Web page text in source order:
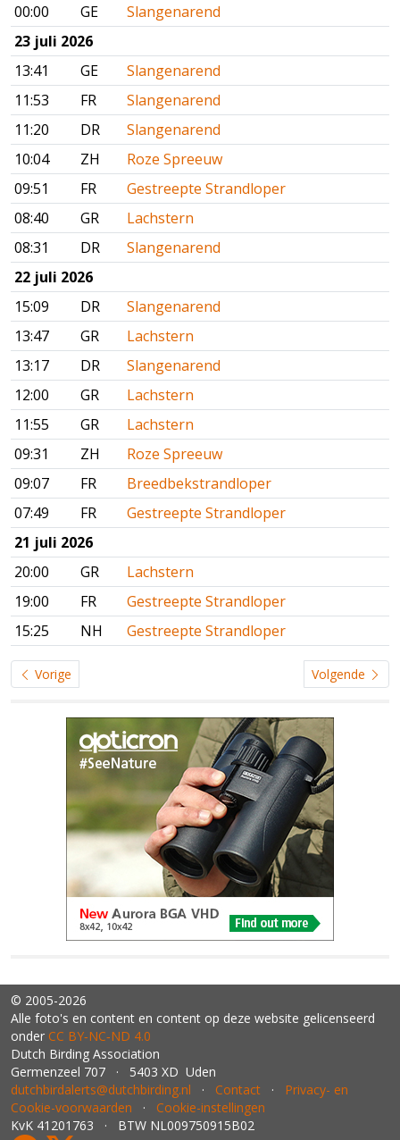
00:00
GE
Slangenarend
23 juli 2026
13:41
GE
Slangenarend
11:53
FR
Slangenarend
11:20
DR
Slangenarend
10:04
ZH
Roze Spreeuw
09:51
FR
Gestreepte Strandloper
08:40
GR
Lachstern
08:31
DR
Slangenarend
22 juli 2026
15:09
DR
Slangenarend
13:47
GR
Lachstern
13:17
DR
Slangenarend
12:00
GR
Lachstern
11:55
GR
Lachstern
09:31
ZH
Roze Spreeuw
09:07
FR
Breedbekstrandloper
07:49
FR
Gestreepte Strandloper
21 juli 2026
20:00
GR
Lachstern
19:00
FR
Gestreepte Strandloper
15:25
NH Gestreepte Strandloper
Vorige Volgende
© 2005-2026
Alle foto's en content en content op deze website gelicenseerd
onder CC BY‑NC‑ND 4.0
Dutch Birding Association
Germenzeel 707 · 5403 XD Uden
dutchbirdalerts@dutchbirding.nl · Contact · Privacy- en
Cookie-voorwaarden · Cookie-instellingen
KvK 41201763 · BTW NL009750915B02